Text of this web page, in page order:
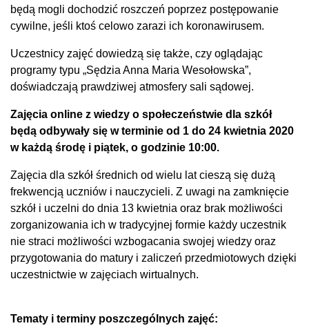
będą mogli dochodzić roszczeń poprzez postępowanie
cywilne, jeśli ktoś celowo zarazi ich koronawirusem.
Uczestnicy zajęć dowiedzą się także, czy oglądając
programy typu „Sędzia Anna Maria Wesołowska”,
doświadczają prawdziwej atmosfery sali sądowej.
Zajęcia online z wiedzy o społeczeństwie dla szkół
będą odbywały się w terminie od 1 do 24 kwietnia 2020
w każdą środę i piątek, o godzinie 10:00.
Zajęcia dla szkół średnich od wielu lat cieszą się dużą
frekwencją uczniów i nauczycieli. Z uwagi na zamknięcie
szkół i uczelni do dnia 13 kwietnia oraz brak możliwości
zorganizowania ich w tradycyjnej formie każdy uczestnik
nie straci możliwości wzbogacania swojej wiedzy oraz
przygotowania do matury i zaliczeń przedmiotowych dzięki
uczestnictwie w zajęciach wirtualnych.
Tematy i terminy poszczególnych zajęć: